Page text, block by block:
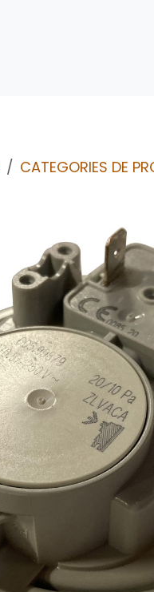
CATEGORIES DE